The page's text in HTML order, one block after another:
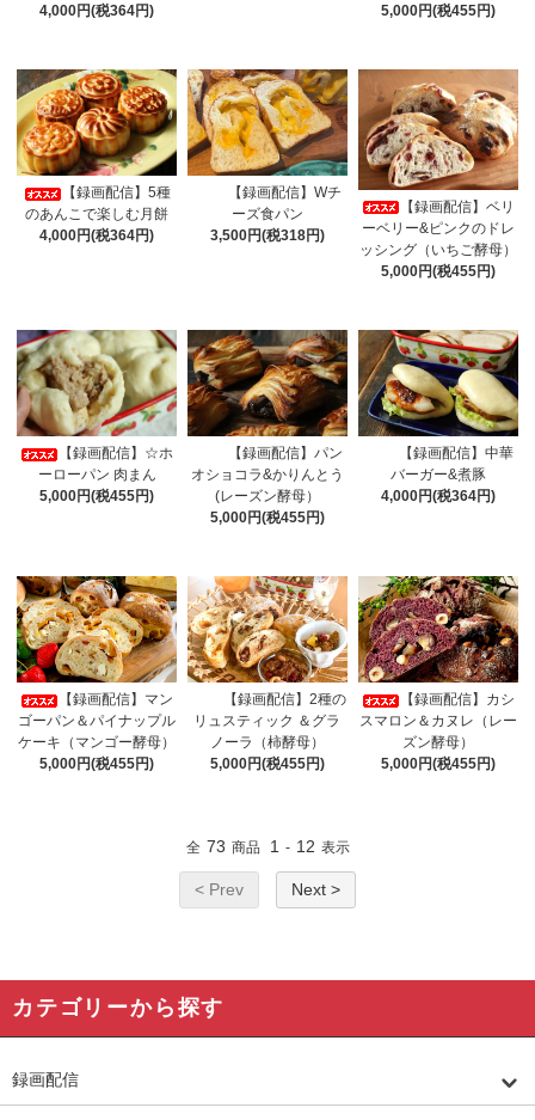
4,000円(税364円)
5,000円(税455円)
【録画配信】5種
のあんこで楽しむ月餅
4,000円(税364円)
【録画配信】Wチ
ーズ食パン
3,500円(税318円)
【録画配信】ベリ
ーベリー&ピンクのドレ
ッシング（いちご酵母）
5,000円(税455円)
【録画配信】☆ホ
ーローパン 肉まん
5,000円(税455円)
【録画配信】パン
オショコラ&かりんとう
(レーズン酵母）
5,000円(税455円)
【録画配信】中華
バーガー&煮豚
4,000円(税364円)
【録画配信】マン
ゴーパン＆パイナップル
ケーキ（マンゴー酵母）
5,000円(税455円)
【録画配信】2種の
リュスティック ＆グラ
ノーラ（柿酵母）
5,000円(税455円)
【録画配信】カシ
スマロン＆カヌレ（レー
ズン酵母）
5,000円(税455円)
全 73 商品 1 - 12 表示
< Prev Next >
カテゴリーから探す
録画配信